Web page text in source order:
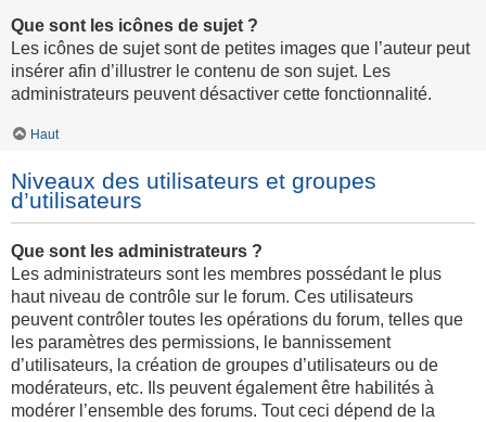
Que sont les icônes de sujet ?
Les icônes de sujet sont de petites images que l’auteur peut
insérer afin d’illustrer le contenu de son sujet. Les
administrateurs peuvent désactiver cette fonctionnalité.
Haut
Niveaux des utilisateurs et groupes
d’utilisateurs
Que sont les administrateurs ?
Les administrateurs sont les membres possédant le plus
haut niveau de contrôle sur le forum. Ces utilisateurs
peuvent contrôler toutes les opérations du forum, telles que
les paramètres des permissions, le bannissement
d’utilisateurs, la création de groupes d’utilisateurs ou de
modérateurs, etc. Ils peuvent également être habilités à
modérer l’ensemble des forums. Tout ceci dépend de la